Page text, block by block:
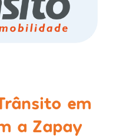
em
a Zapay